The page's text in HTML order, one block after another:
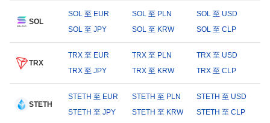
SOL
SOL 至 EUR SOL 至 PLN
SOL 至 USD
SOL 至 JPY
SOL 至 KRW SOL 至 CLP
TRX
TRX 至 EUR TRX 至 PLN
TRX 至 USD
TRX 至 JPY
TRX 至 KRW TRX 至 CLP
STETH
STETH 至 EUR STETH 至 PLN
STETH 至 USD
STETH 至 JPY
STETH 至 KRW STETH 至 CLP